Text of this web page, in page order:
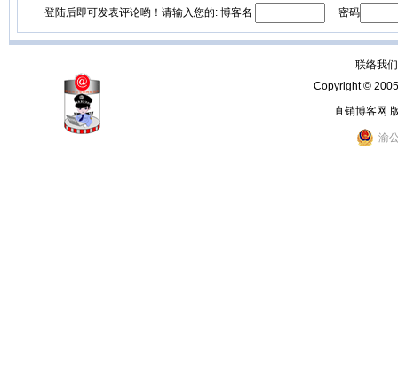
登陆后即可发表评论哟！请输入您的: 博客名 密码
联络我
Copyright ©
直销博客网
渝